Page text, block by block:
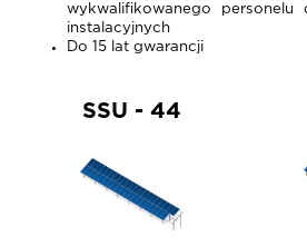
wykwalifikowanego personelu
instalacyjnych
Do 15 lat gwarancji
SSU - 44